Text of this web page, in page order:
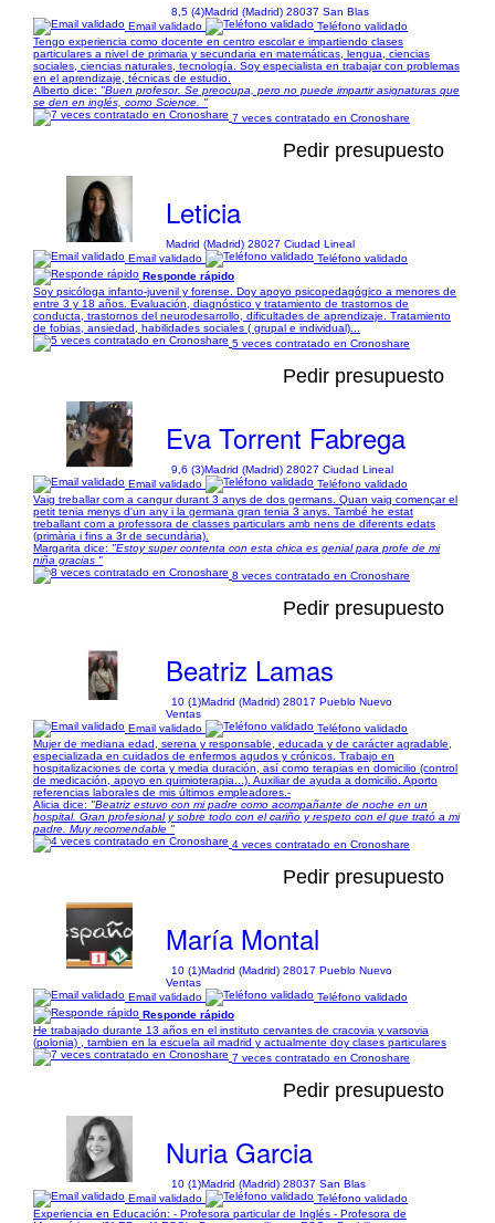
8,5 (4)Madrid (Madrid) 28037 San Blas
Email validado
Teléfono validado
Tengo experiencia como docente en centro escolar e impartiendo clases
particulares a nivel de primaria y secundaria en matemáticas, lengua, ciencias
sociales, ciencias naturales, tecnología. Soy especialista en trabajar con problemas
en el aprendizaje, técnicas de estudio.
Alberto dice: "Buen profesor. Se preocupa, pero no puede impartir asignaturas que
se den en inglés, como Science. "
7 veces contratado en Cronoshare
Pedir presupuesto
Leticia
Madrid (Madrid) 28027 Ciudad Lineal
Email validado
Teléfono validado
Responde rápido
Soy psicóloga infanto-juvenil y forense. Doy apoyo psicopedagógico a menores de
entre 3 y 18 años. Evaluación, diagnóstico y tratamiento de trastornos de
conducta, trastornos del neurodesarrollo, dificultades de aprendizaje. Tratamiento
de fobias, ansiedad, habilidades sociales ( grupal e individual)...
5 veces contratado en Cronoshare
Pedir presupuesto
Eva Torrent Fabrega
9,6 (3)Madrid (Madrid) 28027 Ciudad Lineal
Email validado
Teléfono validado
Vaig treballar com a cangur durant 3 anys de dos germans. Quan vaig començar el
petit tenia menys d'un any i la germana gran tenia 3 anys. També he estat
treballant com a professora de classes particulars amb nens de diferents edats
(primària i fins a 3r de secundària).
Margarita dice: "Estoy super contenta con esta chica es genial para profe de mi
niña gracias "
8 veces contratado en Cronoshare
Pedir presupuesto
Beatriz Lamas
10 (1)Madrid (Madrid) 28017 Pueblo Nuevo
Ventas
Email validado
Teléfono validado
Mujer de mediana edad, serena y responsable, educada y de carácter agradable,
especializada en cuidados de enfermos agudos y crónicos. Trabajo en
hospitalizaciones de corta y media duración, así como terapias en domicilio (control
de medicación, apoyo en quimioterapia...). Auxiliar de ayuda a domicilio. Aporto
referencias laborales de mis últimos empleadores.-
Alicia dice: "Beatriz estuvo con mi padre como acompañante de noche en un
hospital. Gran profesional y sobre todo con el cariño y respeto con el que trató a mi
padre. Muy recomendable "
4 veces contratado en Cronoshare
Pedir presupuesto
María Montal
10 (1)Madrid (Madrid) 28017 Pueblo Nuevo
Ventas
Email validado
Teléfono validado
Responde rápido
He trabajado durante 13 años en el instituto cervantes de cracovia y varsovia
(polonia) , tambien en la escuela ail madrid y actualmente doy clases particulares
7 veces contratado en Cronoshare
Pedir presupuesto
Nuria Garcia
10 (1)Madrid (Madrid) 28037 San Blas
Email validado
Teléfono validado
Experiencia en Educación: - Profesora particular de Inglés - Profesora de